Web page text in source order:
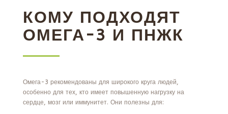
КОМУ ПОДХОДЯТ
ОМЕГА-3 И ПНЖК
Омега-3 рекомендованы для широкого круга людей,
особенно для тех, кто имеет повышенную нагрузку на
сердце, мозг или иммунитет. Они полезны для: